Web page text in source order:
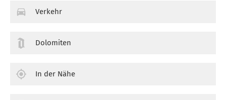
Verkehr
Dolomiten
In der Nähe